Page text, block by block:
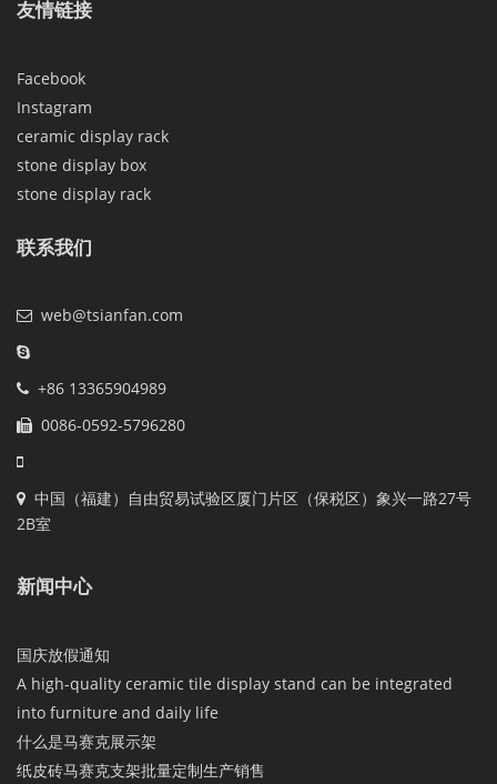
友情链接
Facebook
Instagram
ceramic display rack
stone display box
stone display rack
联系我们
web@tsianfan.com
+86 13365904989
0086-0592-5796280
中国（福建）自由贸易试验区厦门片区（保税区）象兴一路27号
2B室
新闻中心
国庆放假通知
A high-quality ceramic tile display stand can be integrated
into furniture and daily life
什么是马赛克展示架
纸皮砖马赛克支架批量定制生产销售